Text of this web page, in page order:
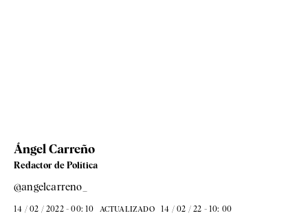
Ángel Carreño
Redactor de Política
@angelcarreno_
14 / 02 / 2022 - 00: 10 ACTUALIZADO 14 / 02 / 22 - 10: 00